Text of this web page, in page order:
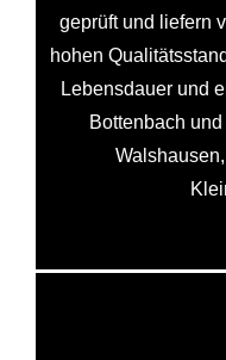
geprüft und liefern
hohen
Lebensdauer und
Bottenbach